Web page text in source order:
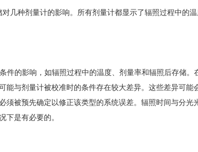
几种剂量计的影响。所有剂量计都显示了辐照过程中的
的影响，如辐照过程中的温度、剂量率和辐照后存储。
能与剂量计被校准时的条件存在较大差异。这些差异可能
须被预先确定以修正该类型的系统误差。辐照时间与分光
下是有必要的。